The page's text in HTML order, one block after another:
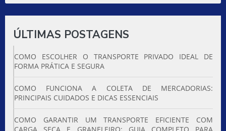
ÚLTIMAS POSTAGENS
COMO ESCOLHER O TRANSPORTE PRIVADO IDEAL DE
FORMA PRÁTICA E SEGURA
COMO FUNCIONA A COLETA DE MERCADORIAS:
PRINCIPAIS CUIDADOS E DICAS ESSENCIAIS
COMO GARANTIR UM TRANSPORTE EFICIENTE COM